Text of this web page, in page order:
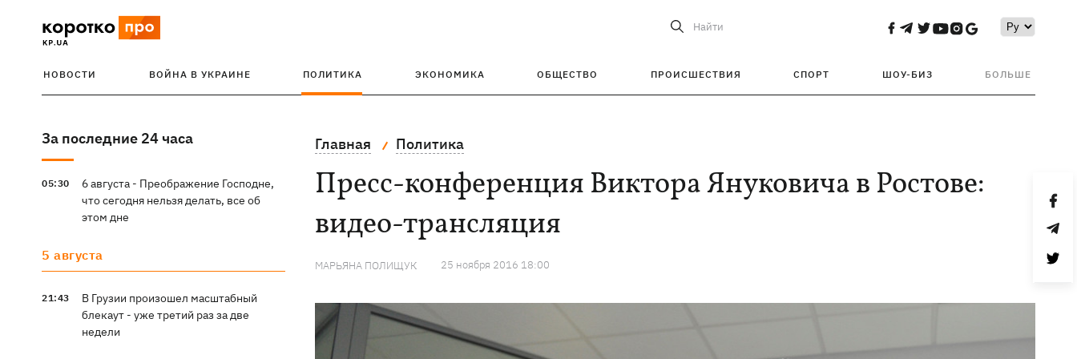
Найти
НОВОСТИ ВОЙНА В УКРАИНЕ ПОЛИТИКА ЭКОНОМИКА ОБЩЕСТВО ПРОИСШЕСТВИЯ СПОРТ ШОУ-БИЗ БОЛЬШЕ
За последние 24 часа
05:30
6 августа - Преображение Господне,
что сегодня нельзя делать, все об
этом дне
5 августа
21:43
В Грузии произошел масштабный
блекаут - уже третий раз за две
недели
Главная Политика
Пресс-конференция Виктора Януковича в Ростове:
видео-трансляция
МАРЬЯНА ПОЛИЩУК 25 ноября 2016 18:00